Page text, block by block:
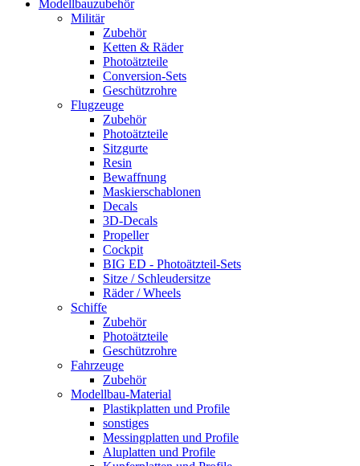
Modellbauzubehör
Militär
Zubehör
Ketten & Räder
Photoätzteile
Conversion-Sets
Geschützrohre
Flugzeuge
Zubehör
Photoätzteile
Sitzgurte
Resin
Bewaffnung
Maskierschablonen
Decals
3D-Decals
Propeller
Cockpit
BIG ED - Photoätzteil-Sets
Sitze / Schleudersitze
Räder / Wheels
Schiffe
Zubehör
Photoätzteile
Geschützrohre
Fahrzeuge
Zubehör
Modellbau-Material
Plastikplatten und Profile
sonstiges
Messingplatten und Profile
Aluplatten und Profile